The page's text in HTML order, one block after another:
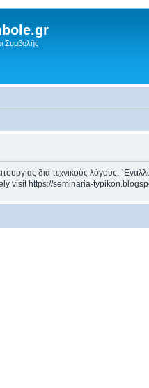
Συμβολῆς
διὰ τεχνικοὺς λόγους.
visit https://seminaria-